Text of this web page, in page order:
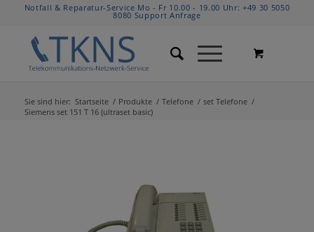
Notfall & Reparatur-Service Mo - Fr 10.00 - 19.00 Uhr:+49 30 5050
8080 Support Anfrage
Sie sind hier: Startseite / Produkte / Telefone / set Telefone /
Siemens set 151 T 16 (ultraset basic)